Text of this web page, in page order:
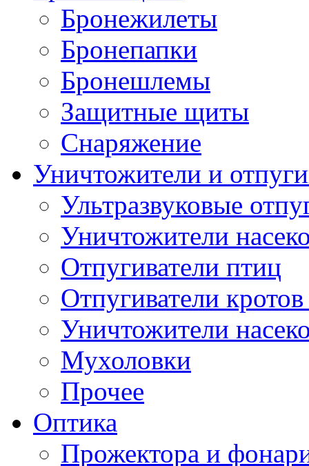
Бронежилеты
Бронепапки
Бронешлемы
Защитные щиты
Снаряжение
Уничтожители и
Ультразвуковые
Уничтожители
Отпугиватели птиц
Отпугиватели
Уничтожители
Мухоловки
Прочее
Оптика
Прожектора и